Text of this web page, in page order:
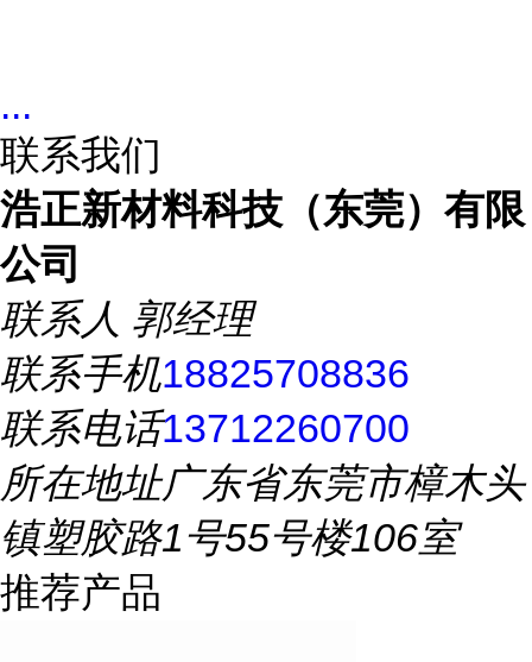
...
联系我们
浩正新材料科技（东莞）有限
公司
联系人 郭经理
联系手机18825708836
联系电话13712260700
所在地址广东省东莞市樟木头
镇塑胶路1号55号楼106室
推荐产品